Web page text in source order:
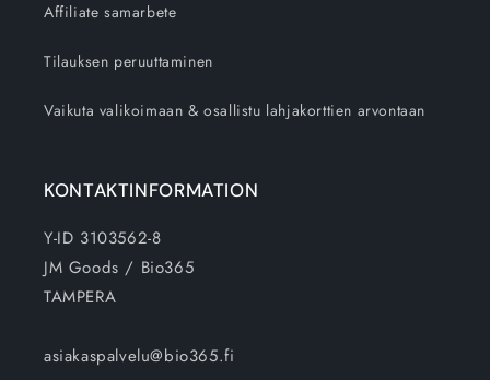
Affiliate samarbete
Tilauksen peruuttaminen
Vaikuta valikoimaan & osallistu lahjakorttien arvontaan
KONTAKTINFORMATION
Y-ID 3103562-8
JM Goods / Bio365
TAMPERA
asiakaspalvelu@bio365.fi